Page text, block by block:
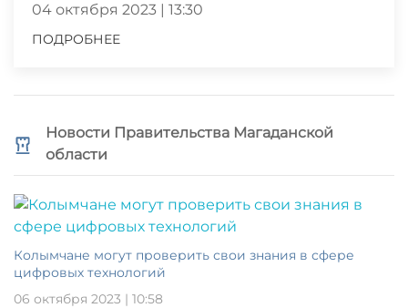
04 октября 2023 | 13:30
ПОДРОБНЕЕ
Новости Правительства Магаданской
области
Колымчане могут проверить свои знания в сфере
цифровых технологий
06 октября 2023 | 10:58